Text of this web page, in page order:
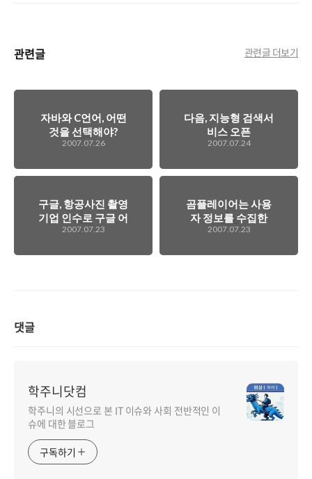
관련글 관련글 더보기
자바와 C언어, 어떤
것을 선택해야?
2007.07.26
다음, 지능형 검색서
비스 오픈
2007.07.24
구글, 항공사진 촬영
기업 인수로 구글 어
스 및 맵스의 매핑
2007.07.23
곰플레이어는 사용
자 정보를 수집한
다? 안한다?
2007.07.23
댓글
학주니닷컴
학주니의 시선으로 본 IT 이슈와 사회 전반적인 이
슈에 대한 블로그
구독하기